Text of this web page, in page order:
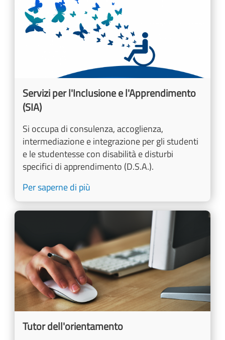
Servizi per l'Inclusione e l'Apprendimento
(SIA)
Si occupa di consulenza, accoglienza,
intermediazione e integrazione per gli studenti
e le studentesse con disabilità e disturbi
specifici di apprendimento (D.S.A.).
Per saperne di più
Image
Tutor dell'orientamento